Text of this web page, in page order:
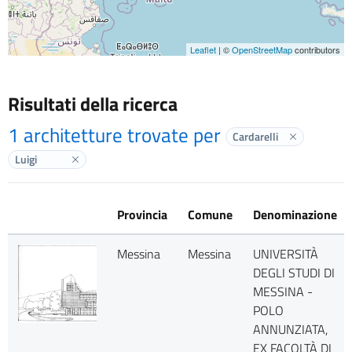
Leaflet | ©OpenStreetMapcontributors
Risultati della ricerca
1 architetture trovate per Cardarelli Elimina
Luigi Elimina label
Provincia Comune Denominazione
Messina Messina
UNIVERSITÀ
DEGLI STUDI DI
MESSINA -
POLO
ANNUNZIATA,
EX FACOLTÀ DI